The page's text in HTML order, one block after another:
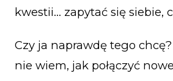
kwestii… zapytać się siebie,
Czy ja naprawdę tego
nie wiem, jak połączyć